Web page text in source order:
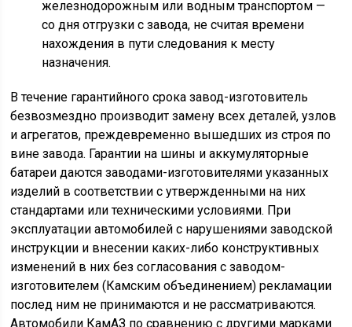
железнодорожным или водным транспортом —
со дня отгрузки с завода, не считая времени
нахождения в пути следования к месту
назначения.
В течение гарантийного срока завод-изготовитель
безвозмездно производит замену всех деталей, узлов
и агрегатов, преждевременно вышедших из строя по
вине завода. Гарантии на шины и аккумуляторные
батареи даются заводами-изготовителями указанных
изделий в соответствии с утвержденными на них
стандартами или техническими условиями. При
эксплуатации автомобилей с нарушениями заводской
инструкции и внесении каких-либо конструктивных
изменений в них без согласования с заводом-
изготовителем (Камским объединением) рекламации
послед ним не принимаются и не рассматриваются.
Автомобили КамАЗ по сравнению с другими марками